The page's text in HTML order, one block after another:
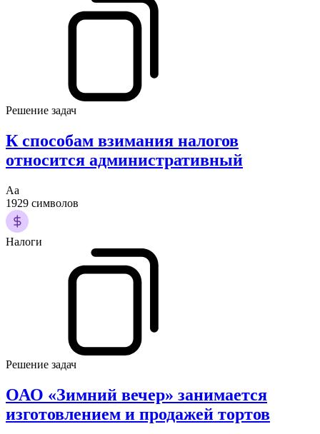
Решение задач
К способам взимания налогов
относится административный
Аа
1929 символов
Налоги
Решение задач
ОАО «Зимний вечер» занимается
изготовлением и продажей тортов